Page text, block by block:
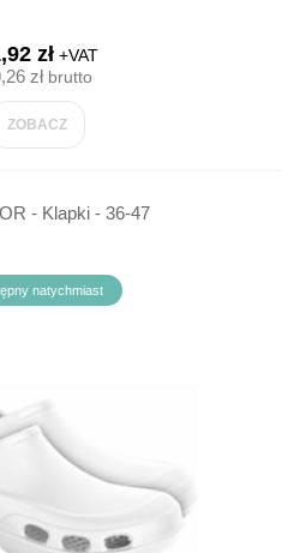
zł+VAT
złbrutto
ZOBACZ
- Klapki - 36-47
natychmiast